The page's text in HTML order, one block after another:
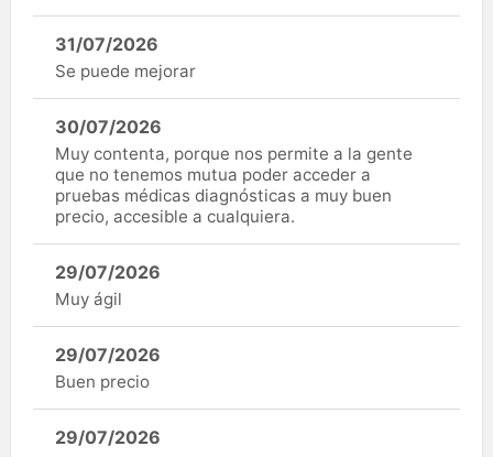
31/07/2026
Se puede mejorar
30/07/2026
Muy contenta, porque nos permite a la gente
que no tenemos mutua poder acceder a
pruebas médicas diagnósticas a muy buen
precio, accesible a cualquiera.
29/07/2026
Muy ágil
29/07/2026
Buen precio
29/07/2026